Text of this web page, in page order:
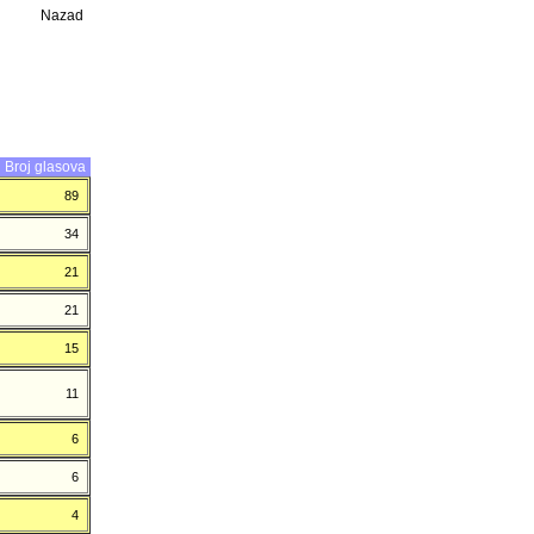
Nazad
Broj glasova
89
34
21
21
15
11
6
6
4